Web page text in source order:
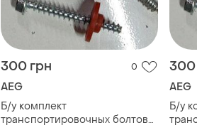
300 грн 0
AEG
Б/у комплект
транспортировочных болтов
300
AEG
Б/у